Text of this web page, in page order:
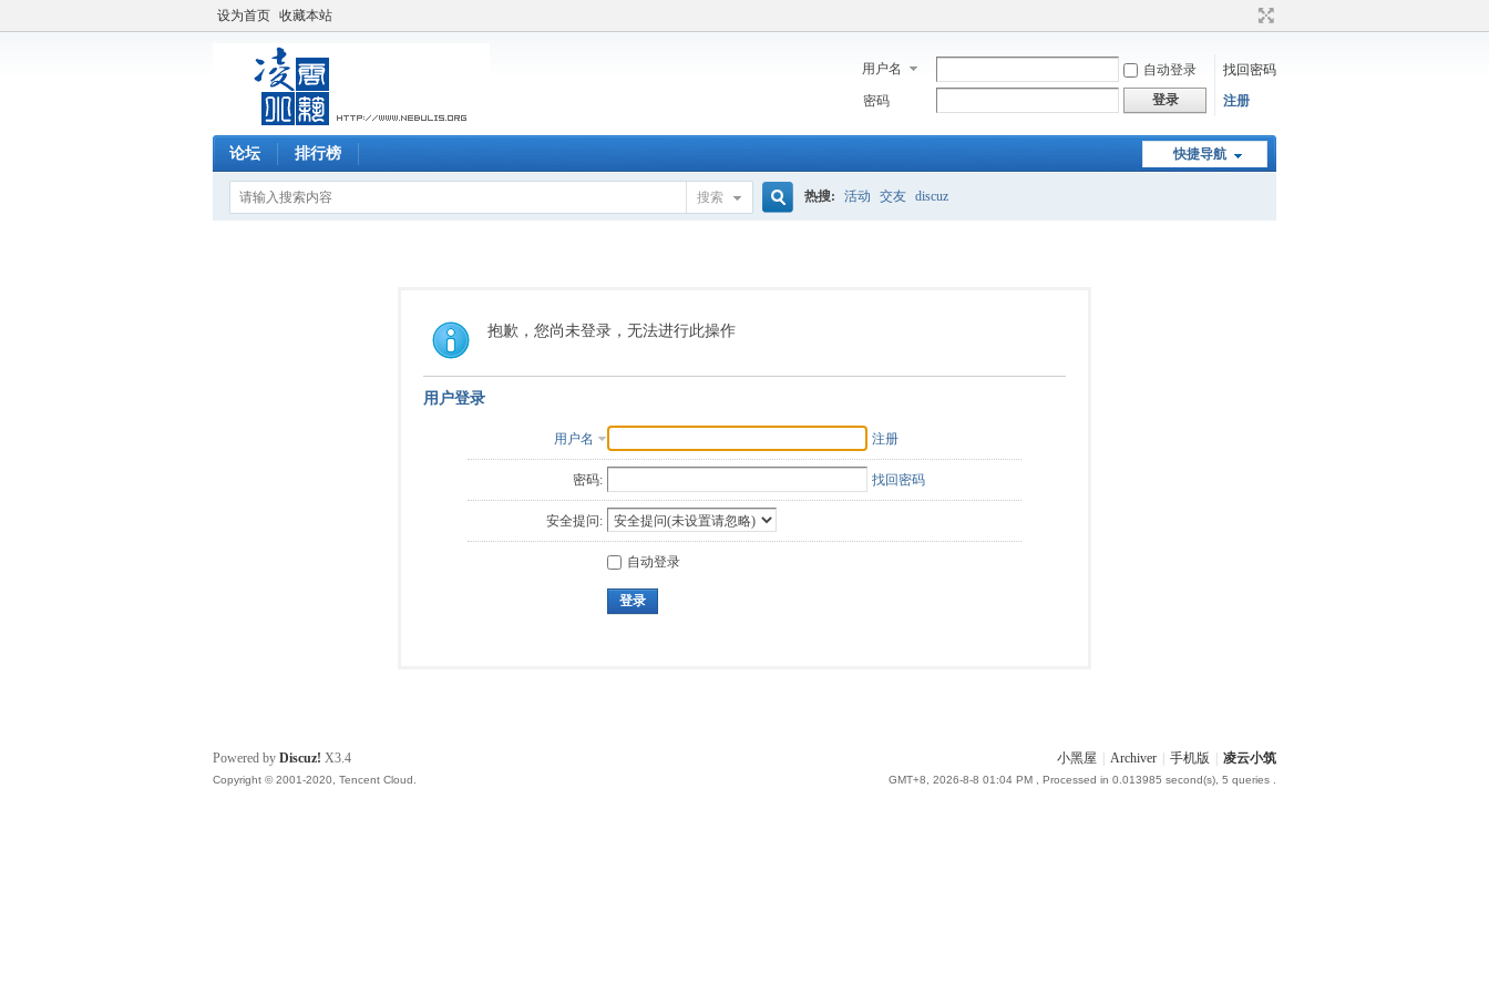
设为首页 收藏本站
用户名 自动登录
找回密码
密码
登录 注册
快捷导航
论坛 排行榜
搜索 热搜: 活动 交友 discuz
抱歉，您尚未登录，无法进行此操作
用户登录
用户名 注册
密码: 找回密码
安全提问:
自动登录
登录
小黑屋 Archiver 手机版 凌云小筑
GMT+8, 2026-8-8 01:04 PM , Processed in 0.013985 second(s), 5 queries .
Powered by Discuz! X3.4
Copyright © 2001-2020, Tencent Cloud.